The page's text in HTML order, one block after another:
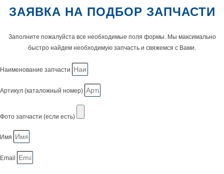
ЗАЯВКА НА ПОДБОР ЗАПЧАСТИ
Заполните пожалуйста все необходимые поля формы. Мы максимально
быстро найдем необходимую запчасть и свяжемся с Вами.
Наименование запчасти
Артикул (каталожный номер)
Фото запчасти (если есть)
Имя
Email